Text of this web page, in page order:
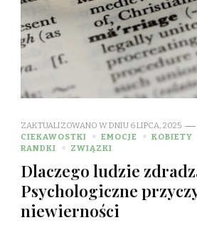
ZAKTUALIZOWANO W DNIU 6 LIPCA, 2025
CIEKAWOSTKI
EMOCJE KOBIETY
RANDKI
ZWIĄZKI
Dlaczego ludzie
Psychologiczne
niewierności